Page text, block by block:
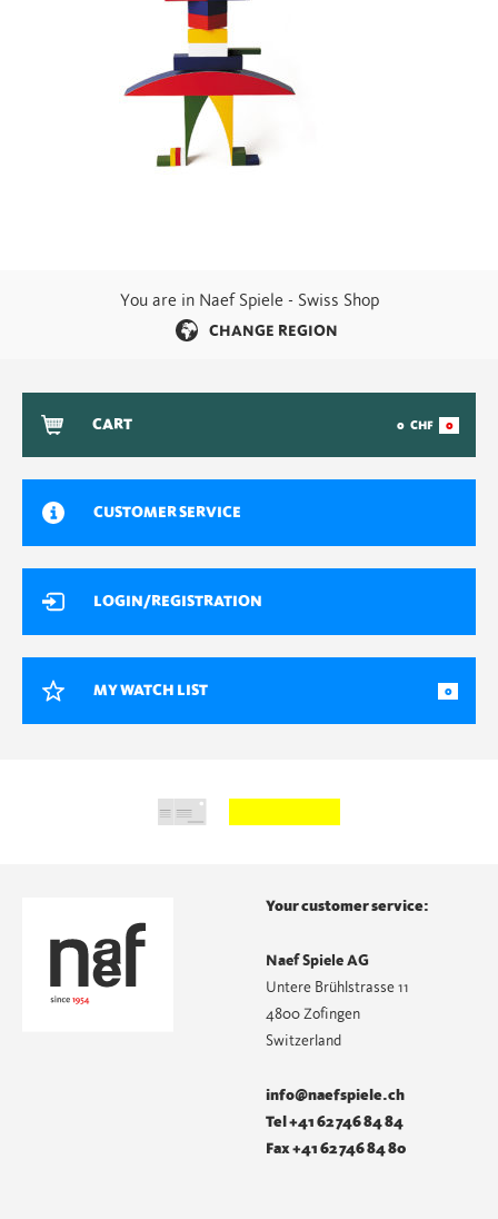
You are in Naef Spiele - Swiss Shop
CHANGE REGION
CART 0 CHF 0
CUSTOMER SERVICE
LOGIN/REGISTRATION
MY WATCH LIST 0
Your customer service:
Naef Spiele AG
Untere Brühlstrasse 11
4800 Zofingen
Switzerland
info@naefspiele.ch
Tel +41 62 746 84 84
Fax +41 62 746 84 80